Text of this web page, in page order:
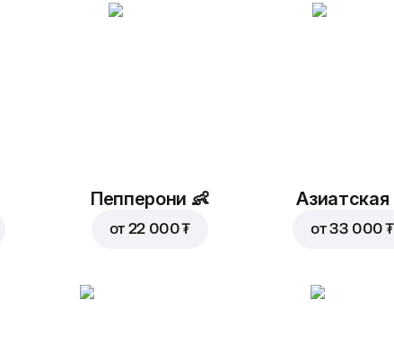
Пепперони 👶
от 22 000 ₮
Азиатская
от33 000 ₮